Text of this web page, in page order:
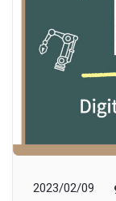
2023/02/09